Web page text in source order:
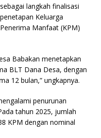
sebagai langkah finalisasi
penetapan Keluarga
Penerima Manfaat (KPM)
Babakan menetapkan
BLT Dana Desa, dengan
12 bulan,” ungkapnya.
penurunan
tahun 2025, jumlah
KPM dengan nominal